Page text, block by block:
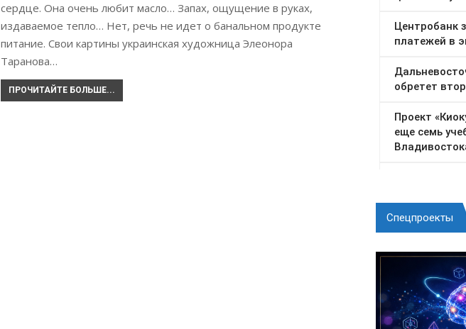
сердце. Она очень любит масло… Запах, ощущение в руках,
издаваемое тепло… Нет, речь не идет о банальном продукте
питание. Свои картины украинская художница Элеонора
Таранова…
ПРОЧИТАЙТЕ БОЛЬШЕ...
Спецпроекты